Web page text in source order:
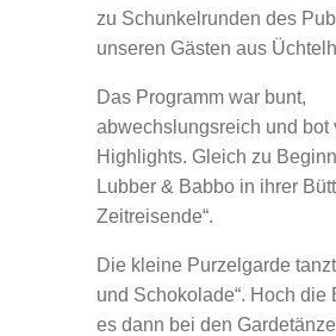
zu Schunkelrunden des
unseren Gästen aus
Das Programm war bunt,
abwechslungsreich und bot
Highlights. Gleich zu
Lubber & Babbo in ihrer
Zeitreisende“.
Die kleine Purzelgarde
und Schokolade“. Hoch die
es dann bei den